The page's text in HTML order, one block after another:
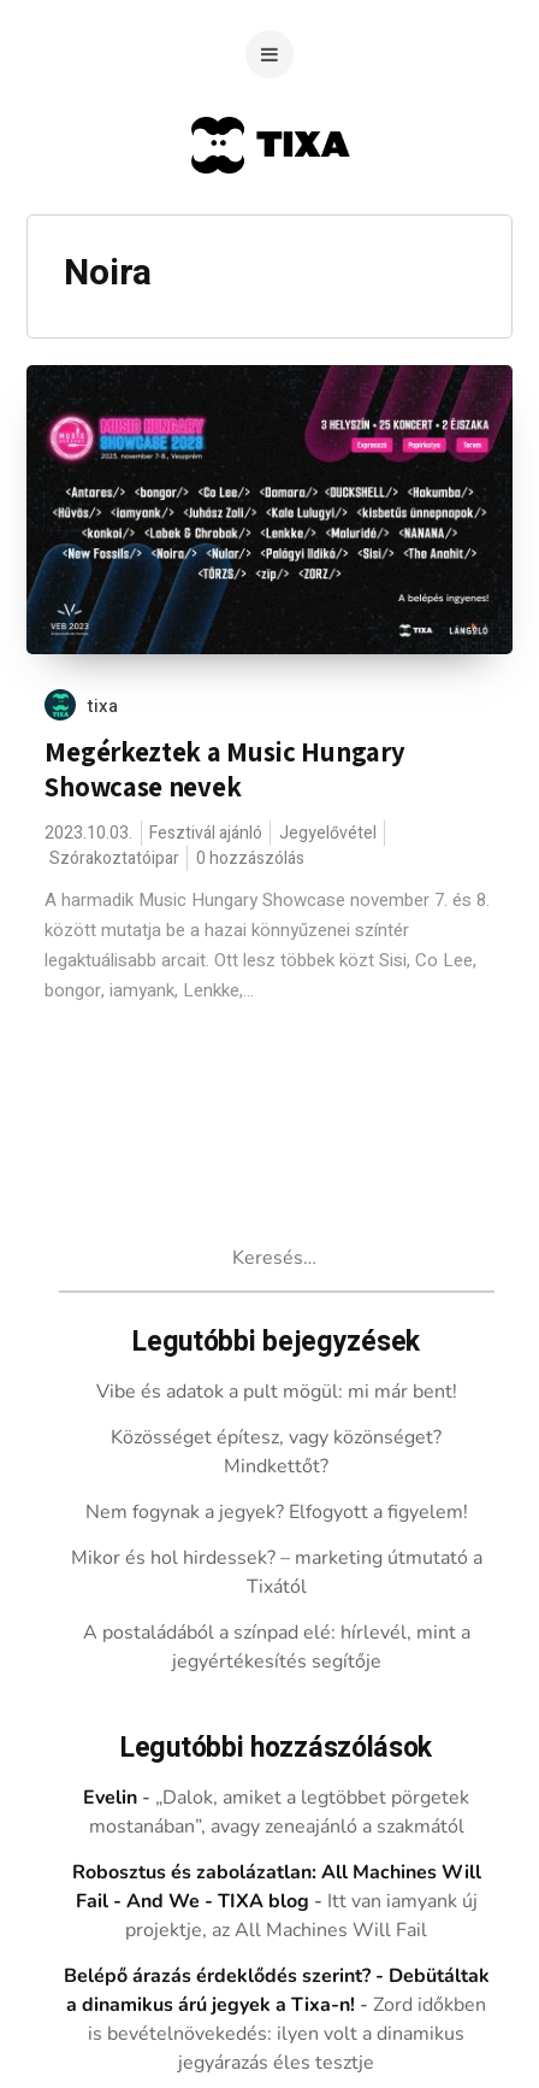
Noira
tixa
Megérkeztek a Music Hungary
Showcase nevek
2023.10.03. Fesztivál ajánló
Jegyelővétel
Szórakoztatóipar
0 hozzászólás
A harmadik Music Hungary Showcase november 7. és 8.
között mutatja be a hazai könnyűzenei színtér
legaktuálisabb arcait. Ott lesz többek közt Sisi, Co Lee,
bongor, iamyank, Lenkke,...
Legutóbbi bejegyzések
Vibe és adatok a pult mögül: mi már bent!
Közösséget építesz, vagy közönséget?
Mindkettőt?
Nem fogynak a jegyek? Elfogyott a figyelem!
Mikor és hol hirdessek? – marketing útmutató a
Tixától
A postaládából a színpad elé: hírlevél, mint a
jegyértékesítés segítője
Legutóbbi hozzászólások
Evelin - „Dalok, amiket a legtöbbet pörgetek
mostanában”, avagy zeneajánló a szakmától
Robosztus és zabolázatlan: All Machines Will
Fail - And We - TIXA blog - Itt van iamyank új
projektje, az All Machines Will Fail
Belépő árazás érdeklődés szerint? - Debütáltak
a dinamikus árú jegyek a Tixa-n! -Zord időkben
is bevételnövekedés: ilyen volt a dinamikus
jegyárazás éles tesztje